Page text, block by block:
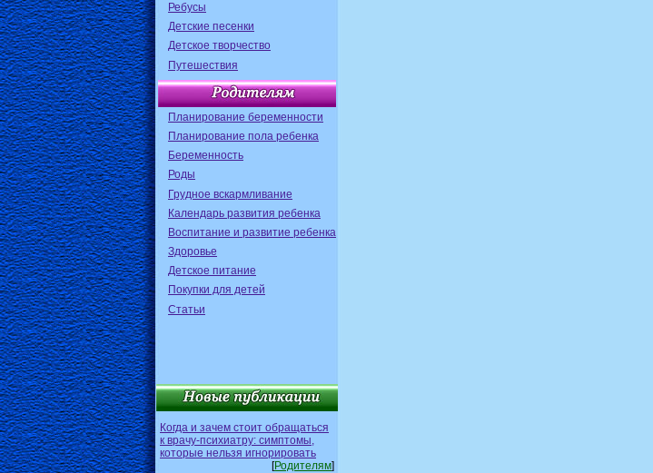
Ребусы
Детские песенки
Детское творчество
Путешествия
Планирование беременности
Планирование пола ребенка
Беременность
Роды
Грудное вскармливание
Календарь развития ребенка
Воспитание и развитие ребенка
Здоровье
Детское питание
Покупки для детей
Статьи
Когда и зачем стоит обращаться
к врачу-психиатру: симптомы,
которые нельзя игнорировать
[Родителям]